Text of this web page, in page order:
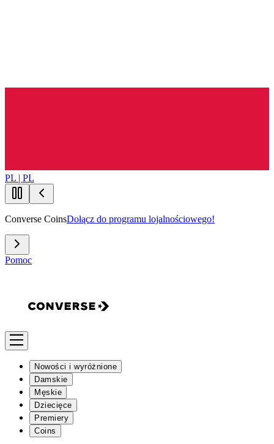
PL | PL
Converse CoinsDołącz do programu lojalnościowego!
Pomoc
Nowości i wyróżnione
Damskie
Męskie
Dziecięce
Premiery
Coins